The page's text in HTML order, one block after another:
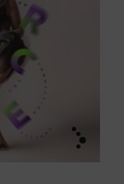
espacios
tu noche con tus